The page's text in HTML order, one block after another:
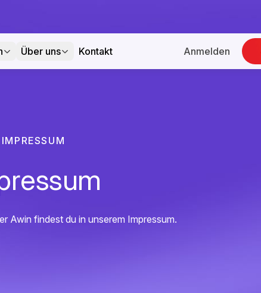
Über uns Kontakt Anmelden
IMPRESSUM
Awin findest du in unserem Impressum.